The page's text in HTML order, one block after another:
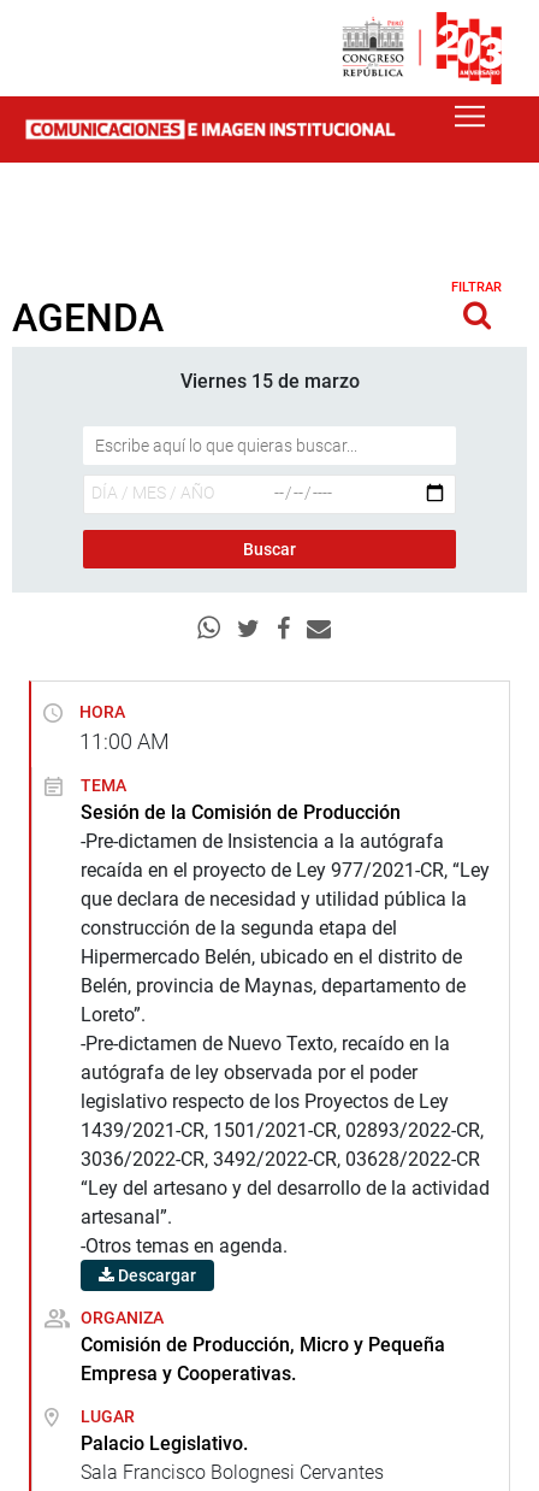
AGENDA
FILTRAR
Viernes 15 de marzo
HORA
11:00 AM
TEMA
Sesión de la Comisión de Producción
-Pre-dictamen de Insistencia a la autógrafa
recaída en el proyecto de Ley 977/2021-CR, “Ley
que declara de necesidad y utilidad pública la
construcción de la segunda etapa del
Hipermercado Belén, ubicado en el distrito de
Belén, provincia de Maynas, departamento de
Loreto”.
-Pre-dictamen de Nuevo Texto, recaído en la
autógrafa de ley observada por el poder
legislativo respecto de los Proyectos de Ley
1439/2021-CR, 1501/2021-CR, 02893/2022-CR,
3036/2022-CR, 3492/2022-CR, 03628/2022-CR
“Ley del artesano y del desarrollo de la actividad
artesanal”.
-Otros temas en agenda.
Descargar
ORGANIZA
Comisión de Producción, Micro y Pequeña
Empresa y Cooperativas.
LUGAR
Palacio Legislativo.
Sala Francisco Bolognesi Cervantes